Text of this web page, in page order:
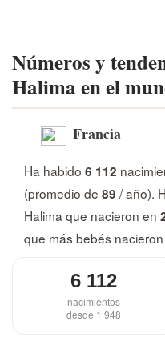
Números y
Halima en el
Francia
Ha habido 6 112
(promedio de 89 / año).
Halima que nacieron en
que más bebés
6 112
nacimientos
desde 1 948